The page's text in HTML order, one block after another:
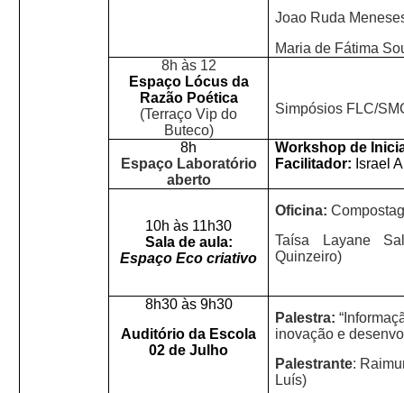
Joao Ruda
Maria de Fátima
8h às 12
Espaço Lócus da
Razão Poética
(Terraço Vip do
Buteco)
Simpósios FLC/
8h
Espaço Laboratório
aberto
Workshop de
Facilitador: Israel
10h às 11h30
Sala de aula:
Espaço Eco criativo
Oficina:
Taísa Layane
Quinzeiro)
8h30 às 9h30
Auditório da Escola
02 de Julho
Palestra:
inovação e
Palestrante:
Luís)